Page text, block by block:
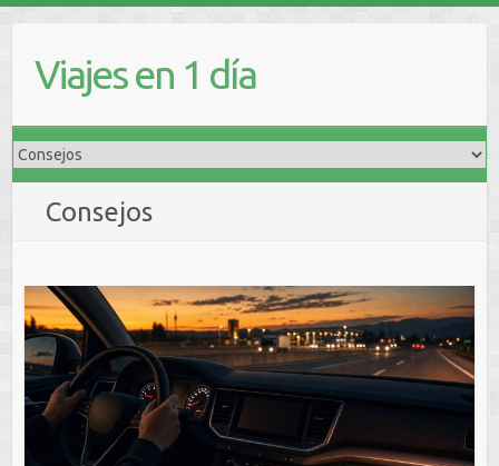
Viajes en 1 día
Consejos